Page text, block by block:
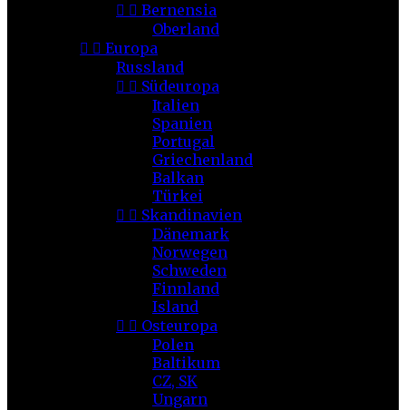
  Bernensia
Oberland
  Europa
Russland
  Südeuropa
Italien
Spanien
Portugal
Griechenland
Balkan
Türkei
  Skandinavien
Dänemark
Norwegen
Schweden
Finnland
Island
  Osteuropa
Polen
Baltikum
CZ, SK
Ungarn